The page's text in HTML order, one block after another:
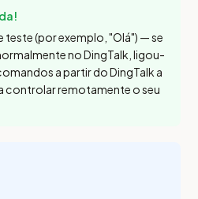
teste (por exemplo, "Olá") — se
no DingTalk, ligou-
a partir do DingTalk a
controlar remotamente o seu